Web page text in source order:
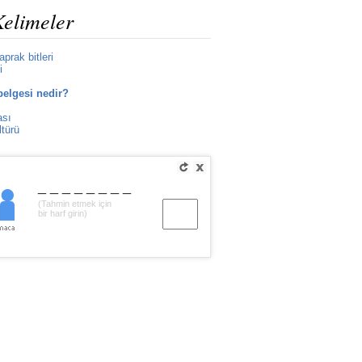
bitleri
nedir?
(Tahmin etmek için
bir harf girin)